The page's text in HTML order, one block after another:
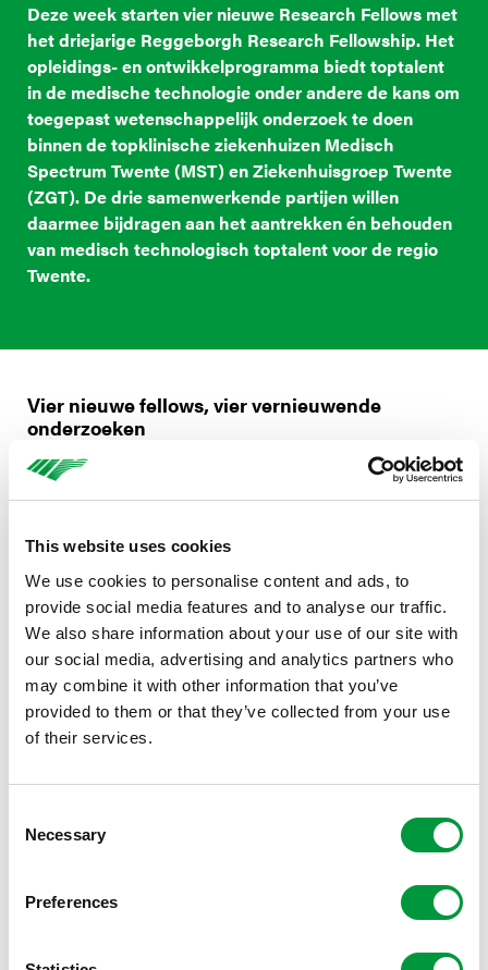
This website uses cookies
We use cookies to personalise content and ads, to
provide social media features and to analyse our traffic.
We also share information about your use of our site with
our social media, advertising and analytics partners who
may combine it with other information that you’ve
provided to them or that they’ve collected from your use
of their services.
Selection
Necessary
Preferences
Deze week starten vier nieuwe Research Fellows met
het driejarige Reggeborgh Research Fellowship. Het
opleidings- en ontwikkelprogramma biedt toptalent
in de medische technologie onder andere de kans om
toegepast wetenschappelijk onderzoek te doen
binnen de topklinische ziekenhuizen Medisch
Spectrum Twente (MST) en Ziekenhuisgroep Twente
(ZGT). De drie samenwerkende partijen willen
daarmee bijdragen aan het aantrekken én behouden
van medisch technologisch toptalent voor de regio
Twente.
Vier nieuwe fellows, vier vernieuwende
onderzoeken
De Research Fellows richten zich op innovaties die
direct bijdragen aan betere zorg voor patiënten in
Tim Heuker of Hoek(longgeneeskunde, MST)
onderzoekt de oorzaken van slaapapneu en kijkt of
3D-geprinte maskers de behandeling
gebruiksvriendelijker kunnen maken.
Bram de Kinderen
met chronische huidaandoeningen goede zorg kunnen
(Twentse Voet: traumachirurgie ZGT &
doorontwikkelen om de resultaten van complexe